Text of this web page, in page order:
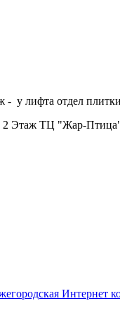
- у лифта отдел
2 Этаж ТЦ "Жар-